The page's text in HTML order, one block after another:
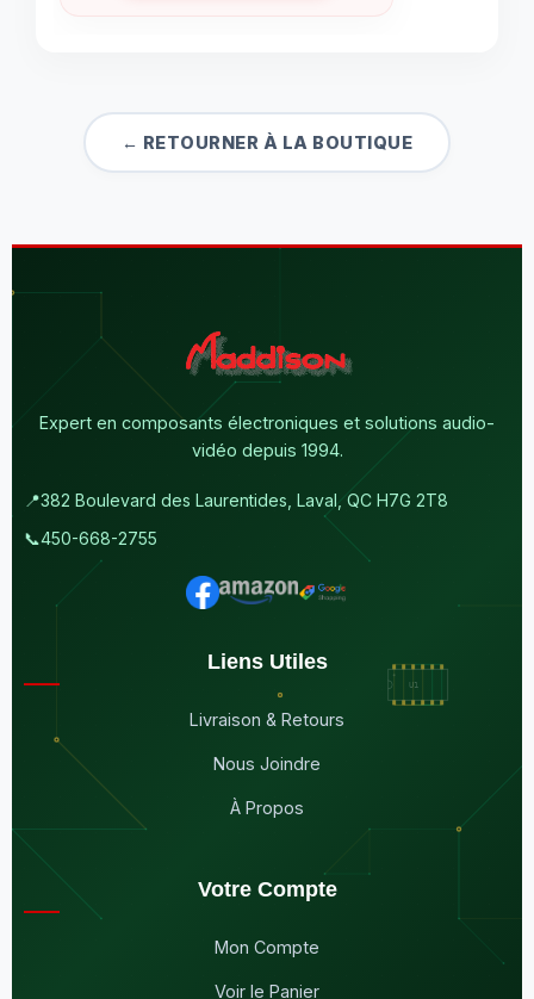
← RETOURNER À LA BOUTIQUE
Expert en composants électroniques et solutions audio-
vidéo depuis 1994.
📍382 Boulevard des Laurentides, Laval, QC H7G 2T8
📞450-668-2755
Liens Utiles
Livraison & Retours
Nous Joindre
À Propos
Votre Compte
Mon Compte
Voir le Panier